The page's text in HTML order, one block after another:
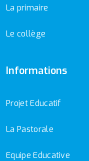
La primaire
Le collège
Informations
Projet Educatif
La Pastorale
Equipe Educative